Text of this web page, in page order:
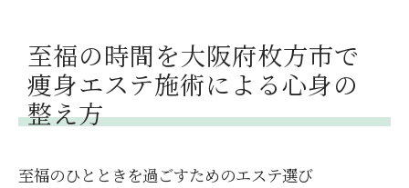
至福の時間を大阪府枚方市で
痩身エステ施術による心身の
整え方
至福のひとときを過ごすためのエステ選び